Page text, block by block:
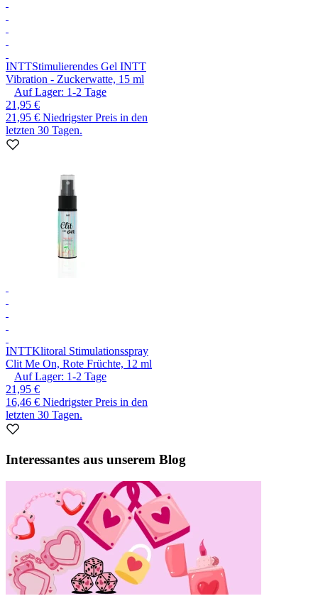
INTTStimulierendes Gel INTT
Vibration - Zuckerwatte, 15 ml
Auf Lager: 1-2 Tage
21,95 €
21,95 € Niedrigster Preis in den
letzten 30 Tagen.
INTTKlitoral Stimulationsspray
Clit Me On, Rote Früchte, 12 ml
Auf Lager: 1-2 Tage
21,95 €
16,46 € Niedrigster Preis in den
letzten 30 Tagen.
Interessantes aus unserem Blog